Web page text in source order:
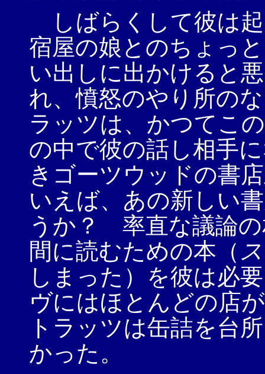
しばらくして彼は
宿屋の娘とのちょっ
い出しに出かけると
れ、憤怒のやり所の
ラッツは、かつてこ
の中で彼の話し相手
きゴーツウッドの書
いえば、あの新しい
うか？ 率直な議論
間に読むための本（
しまった）を彼は必
ヴにはほとんどの店
トラッツは缶詰を台
かった。